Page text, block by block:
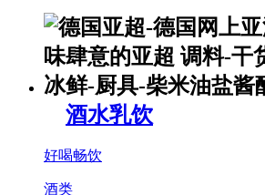
酒水乳饮
好喝畅饮
酒类